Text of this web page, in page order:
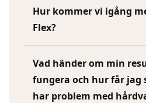
Hur kommer vi igång
Flex?
Vad händer om min
fungera och hur får jag
har problem med